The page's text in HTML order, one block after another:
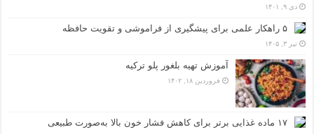
دی ۹, ۱۴۰۱
۵ راهکار علمی برای پیشگیری از فراموشی و تقویت حافظه
تیر ۳, ۱۴۰۵
آموزش تهیه بلغور پلو ترکیه
فروردین ۱۸, ۱۴۰۲
۱۷ ماده غذایی برتر برای کاهش فشار خون بالا به‌صورت طبیعی